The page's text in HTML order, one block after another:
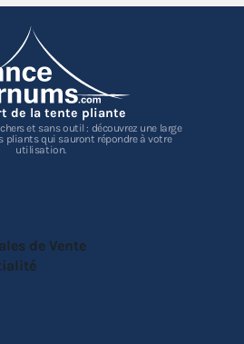
de la tente pliante
et sans outil : découvrez une large
pliants qui sauront répondre à votre
utilisation.
de Vente